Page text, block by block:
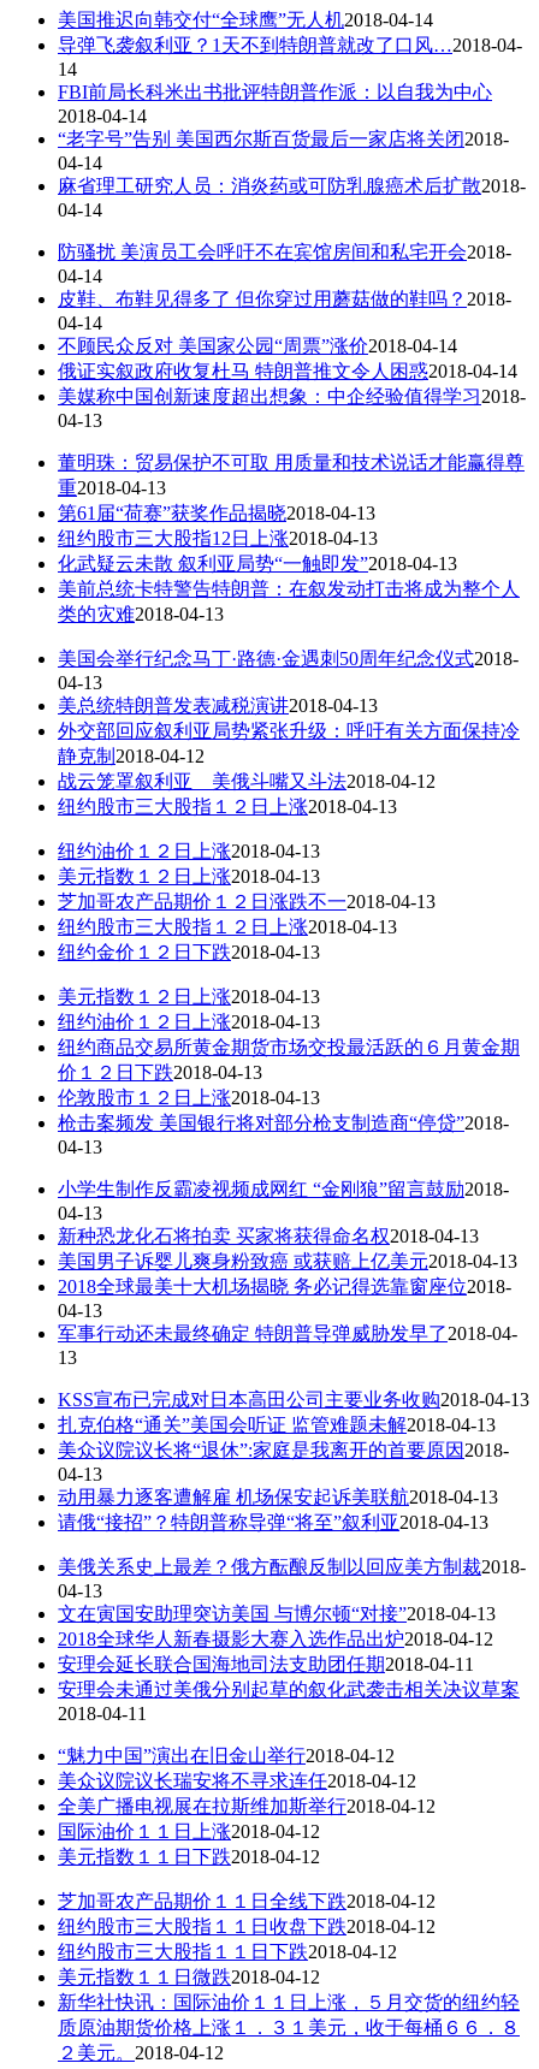
美国推迟向韩交付“全球鹰”无人机2018-04-14
导弹飞袭叙利亚？1天不到特朗普就改了口风…2018-04-
14
FBI前局长科米出书批评特朗普作派：以自我为中心
2018-04-14
“老字号”告别 美国西尔斯百货最后一家店将关闭2018-
04-14
麻省理工研究人员：消炎药或可防乳腺癌术后扩散2018-
04-14
防骚扰 美演员工会呼吁不在宾馆房间和私宅开会2018-
04-14
皮鞋、布鞋见得多了 但你穿过用蘑菇做的鞋吗？ 2018-
04-14
不顾民众反对 美国家公园“周票”涨价2018-04-14
俄证实叙政府收复杜马 特朗普推文令人困惑2018-04-14
美媒称中国创新速度超出想象：中企经验值得学习2018-
04-13
董明珠：贸易保护不可取 用质量和技术说话才能赢得尊
重2018-04-13
第61届“荷赛”获奖作品揭晓2018-04-13
纽约股市三大股指12日上涨2018-04-13
化武疑云未散 叙利亚局势“一触即发”2018-04-13
美前总统卡特警告特朗普：在叙发动打击将成为整个人
类的灾难2018-04-13
美国会举行纪念马丁·路德·金遇刺50周年纪念仪式2018-
04-13
美总统特朗普发表减税演讲2018-04-13
外交部回应叙利亚局势紧张升级：呼吁有关方面保持冷
静克制 2018-04-12
战云笼罩叙利亚 美俄斗嘴又斗法2018-04-12
纽约股市三大股指１２日上涨2018-04-13
纽约油价１２日上涨2018-04-13
美元指数１２日上涨2018-04-13
芝加哥农产品期价１２日涨跌不一2018-04-13
纽约股市三大股指１２日上涨2018-04-13
纽约金价１２日下跌2018-04-13
美元指数１２日上涨2018-04-13
纽约油价１２日上涨2018-04-13
纽约商品交易所黄金期货市场交投最活跃的６月黄金期
价１２日下跌2018-04-13
伦敦股市１２日上涨2018-04-13
枪击案频发 美国银行将对部分枪支制造商“停贷”2018-
04-13
小学生制作反霸凌视频成网红 “金刚狼”留言鼓励2018-
04-13
新种恐龙化石将拍卖 买家将获得命名权2018-04-13
美国男子诉婴儿爽身粉致癌 或获赔上亿美元2018-04-13
2018全球最美十大机场揭晓 务必记得选靠窗座位2018-
04-13
军事行动还未最终确定 特朗普导弹威胁发早了2018-04-
13
KSS宣布已完成对日本高田公司主要业务收购2018-04-13
扎克伯格“通关”美国会听证 监管难题未解2018-04-13
美众议院议长将“退休”:家庭是我离开的首要原因2018-
04-13
动用暴力逐客遭解雇 机场保安起诉美联航2018-04-13
请俄“接招”？特朗普称导弹“将至”叙利亚2018-04-13
美俄关系史上最差？俄方酝酿反制以回应美方制裁2018-
04-13
文在寅国安助理突访美国 与博尔顿“对接”2018-04-13
2018全球华人新春摄影大赛入选作品出炉2018-04-12
安理会延长联合国海地司法支助团任期2018-04-11
安理会未通过美俄分别起草的叙化武袭击相关决议草案
2018-04-11
“魅力中国”演出在旧金山举行2018-04-12
美众议院议长瑞安将不寻求连任2018-04-12
全美广播电视展在拉斯维加斯举行2018-04-12
国际油价１１日上涨2018-04-12
美元指数１１日下跌2018-04-12
芝加哥农产品期价１１日全线下跌2018-04-12
纽约股市三大股指１１日收盘下跌2018-04-12
纽约股市三大股指１１日下跌2018-04-12
美元指数１１日微跌2018-04-12
新华社快讯：国际油价１１日上涨，５月交货的纽约轻
质原油期货价格上涨１．３１美元，收于每桶６６．８
２美元。 2018-04-12